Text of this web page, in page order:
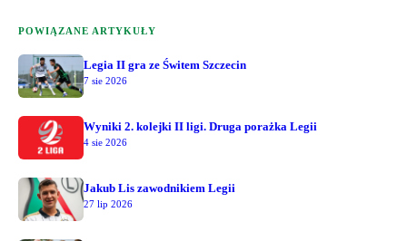
POWIĄZANE ARTYKUŁY
Legia II gra ze Świtem Szczecin
7 sie 2026
Wyniki 2. kolejki II ligi. Druga porażka Legii
4 sie 2026
Jakub Lis zawodnikiem Legii
27 lip 2026